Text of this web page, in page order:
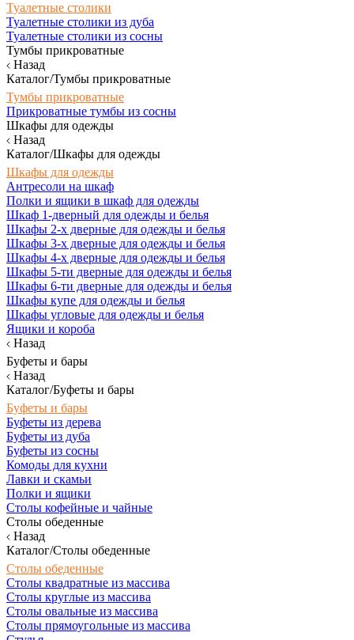
Туалетные столики
Туалетные столики из дуба
Туалетные столики из сосны
Тумбы прикроватные
Назад
Каталог/Тумбы прикроватные
Тумбы прикроватные
Прикроватные тумбы из сосны
Шкафы для одежды
Назад
Каталог/Шкафы для одежды
Шкафы для одежды
Антресоли на шкаф
Полки и ящики в шкаф для одежды
Шкаф 1-дверный для одежды и белья
Шкафы 2-х дверные для одежды и белья
Шкафы 3-х дверные для одежды и белья
Шкафы 4-х дверные для одежды и белья
Шкафы 5-ти дверные для одежды и белья
Шкафы 6-ти дверные для одежды и белья
Шкафы купе для одежды и белья
Шкафы угловые для одежды и белья
Ящики и короба
Назад
Буфеты и бары
Назад
Каталог/Буфеты и бары
Буфеты и бары
Буфеты из дерева
Буфеты из дуба
Буфеты из сосны
Комоды для кухни
Лавки и скамьи
Полки и ящики
Столы кофейные и чайные
Столы обеденные
Назад
Каталог/Столы обеденные
Столы обеденные
Столы квадратные из массива
Столы круглые из массива
Столы овальные из массива
Столы прямоугольные из массива